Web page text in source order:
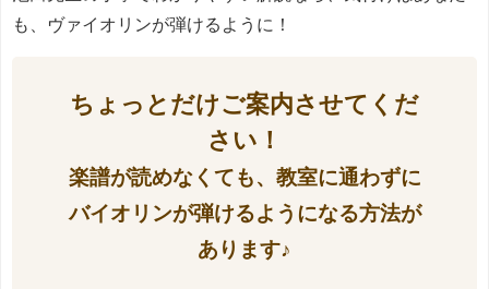
も、ヴァイオリンが弾けるように！
ちょっとだけご案内させてくだ
さい！
楽譜が読めなくても、教室に通わずに
バイオリンが弾けるようになる方法が
あります♪